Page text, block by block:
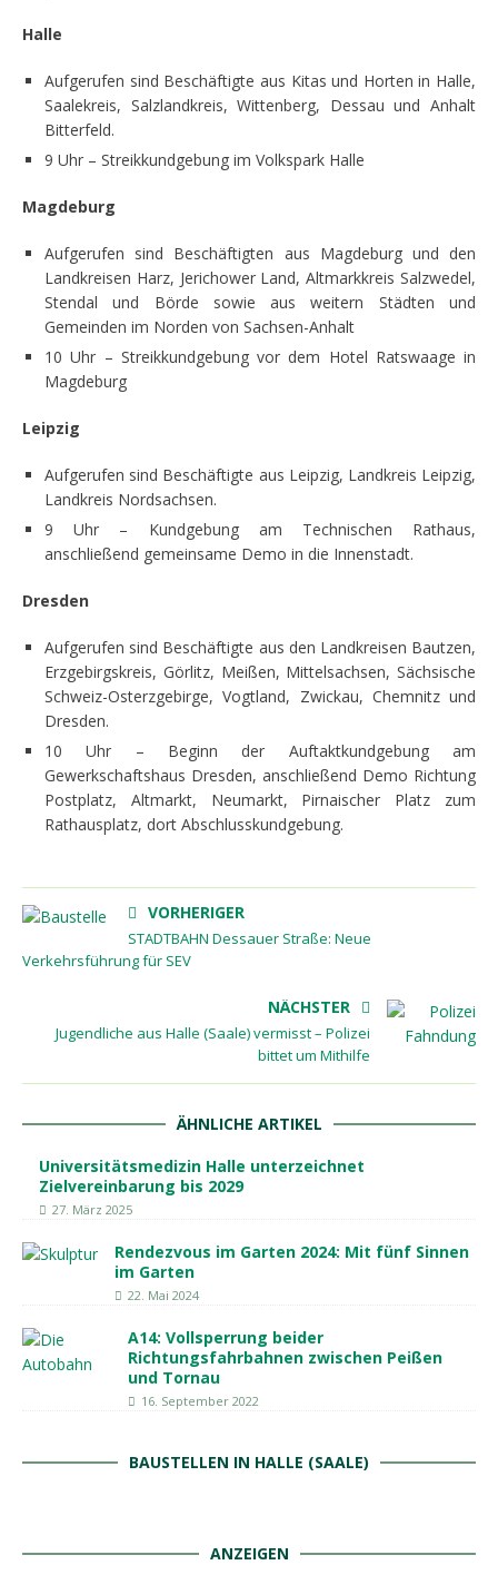
Halle
Aufgerufen sind Beschäftigte aus Kitas und Horten in Halle,
Saalekreis, Salzlandkreis, Wittenberg, Dessau und Anhalt
Bitterfeld.
9 Uhr – Streikkundgebung im Volkspark Halle
Magdeburg
Aufgerufen sind Beschäftigten aus Magdeburg und den
Landkreisen Harz, Jerichower Land, Altmarkkreis Salzwedel,
Stendal und Börde sowie aus weitern Städten und
Gemeinden im Norden von Sachsen-Anhalt
10 Uhr – Streikkundgebung vor dem Hotel Ratswaage in
Magdeburg
Leipzig
Aufgerufen sind Beschäftigte aus Leipzig, Landkreis Leipzig,
Landkreis Nordsachsen.
9 Uhr – Kundgebung am Technischen Rathaus,
anschließend gemeinsame Demo in die Innenstadt.
Dresden
Aufgerufen sind Beschäftigte aus den Landkreisen Bautzen,
Erzgebirgskreis, Görlitz, Meißen, Mittelsachsen, Sächsische
Schweiz-Osterzgebirge, Vogtland, Zwickau, Chemnitz und
Dresden.
10 Uhr – Beginn der Auftaktkundgebung am
Gewerkschaftshaus Dresden, anschließend Demo Richtung
Postplatz, Altmarkt, Neumarkt, Pirnaischer Platz zum
Rathausplatz, dort Abschlusskundgebung.
VORHERIGER
STADTBAHN Dessauer Straße: Neue
Verkehrsführung für SEV
NÄCHSTER
Jugendliche aus Halle (Saale) vermisst – Polizei
bittet um Mithilfe
ÄHNLICHE ARTIKEL
Universitätsmedizin Halle unterzeichnet
Zielvereinbarung bis 2029
27. März 2025
Rendezvous im Garten 2024: Mit fünf Sinnen
im Garten
22. Mai 2024
A14: Vollsperrung beider
Richtungsfahrbahnen zwischen Peißen
und Tornau
16. September 2022
BAUSTELLEN IN HALLE (SAALE)
ANZEIGEN